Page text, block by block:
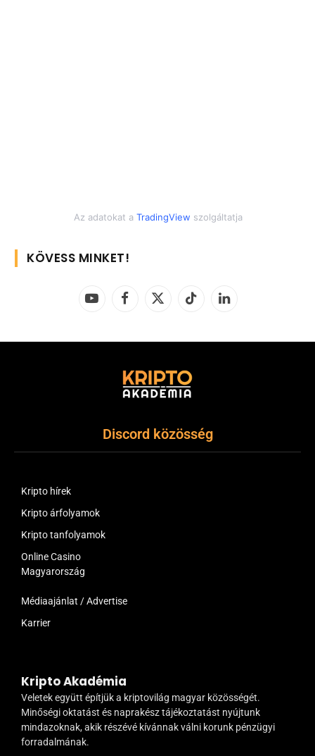
Az adatokat a TradingView szolgáltatja
KÖVESS MINKET!
YouTubeFacebook
X
TikTok LinkedIn
Discord közösség
Kripto hírek
Kripto árfolyamok
Kripto tanfolyamok
Online Casino
Magyarország
Médiaajánlat / Advertise
Karrier
Kripto Akadémia
Veletek együtt építjük a kriptovilág magyar közösségét.
Minőségi oktatást és naprakész tájékoztatást nyújtunk
mindazoknak, akik részévé kívánnak válni korunk pénzügyi
forradalmának.